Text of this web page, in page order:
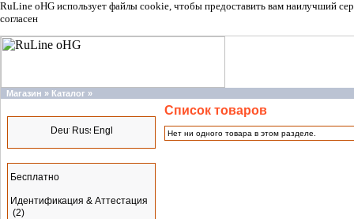
RuLine oHG использует файлы cookie, чтобы предоставить вам наилучший
согласен
Магазин » Каталог »
Бесплатно
Идентификация & Аттестация
(2)
Список товаров
Нет ни одного товара в этом разделе.